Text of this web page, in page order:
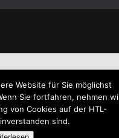
Website für Sie möglichst
Sie fortfahren, nehmen
von Cookies auf der HTL-
sind.